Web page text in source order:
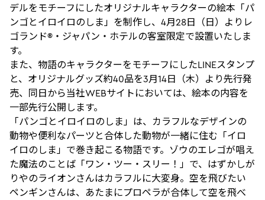
デルをモチーフにしたオリジナルキャラクターの絵本「パ
ンゴとイロイロのしま」を制作し、4月28日（日）よりレ
ゴランド®・ジャパン・ホテルの客室限定で設置いたしま
す。
また、物語のキャラクターをモチーフにしたLINEスタンプ
と、オリジナルグッズ約40品を3月14日（木）より先行発
売、同日から当社WEBサイトにおいては、絵本の内容を
一部先行公開します。
「パンゴとイロイロのしま」は、カラフルなデザインの
動物や便利なパーツと合体した動物が一緒に住む「イロ
イロのしま」で巻き起こる物語です。ゾウのエレゴが唱え
た魔法のことば「ワン・ツー・スリー！」で、はずかしが
りやのライオンさんはカラフルに大変身。空を飛びたい
ペンギンさんは、あたまにプロペラが合体して空を飛べ